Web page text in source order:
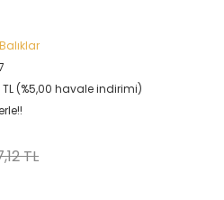
TL (%5,00 havale indirimi)
TL